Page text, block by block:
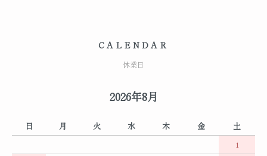
CALENDAR
休業日
2026年8月
日 月 火 水 木 金
土
1